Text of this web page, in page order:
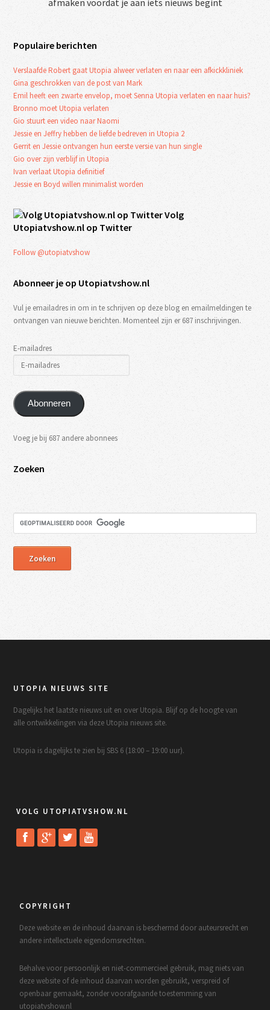
Populaire berichten
Verslaafde Robert gaat Utopia alweer verlaten en naar een afkickkliniek
Gina geschrokken van de post van Mark
Emil heeft een zwarte envelop, moet Senna Utopia verlaten en naar huis?
Bronno moet Utopia verlaten
Gio stuurt een video naar Naomi
Jessie en Jeffry hebben de liefde bedreven in Utopia 2
Gerrit en Jessie ontvangen hun eerste versie van hun single
Gio over zijn verblijf in Utopia
Ivan verlaat Utopia definitief
Jessie en Boyd willen minimalist worden
Volg
Utopiatvshow.nl op Twitter
Follow @utopiatvshow
Abonneer je op Utopiatvshow.nl
Vul je emailadres in om in te schrijven op deze blog en emailmeldingen te
ontvangen van nieuwe berichten. Momenteel zijn er 687 inschrijvingen.
E-mailadres
Abonneren
Voeg je bij 687 andere abonnees
Zoeken
UTOPIA NIEUWS SITE
Dagelijks het laatste nieuws uit en over Utopia. Blijf op de hoogte van
alle ontwikkelingen via deze Utopia nieuws site.
Utopia is dagelijks te zien bij SBS 6 (18:00 – 19:00 uur).
VOLG UTOPIATVSHOW.NL
COPYRIGHT
Deze website en de inhoud daarvan is beschermd door auteursrecht en
andere intellectuele eigendomsrechten.
Behalve voor persoonlijk en niet-commercieel gebruik, mag niets van
deze website of de inhoud daarvan worden gebruikt, verspreid of
openbaar gemaakt, zonder voorafgaande toestemming van
utopiatvshow.nl